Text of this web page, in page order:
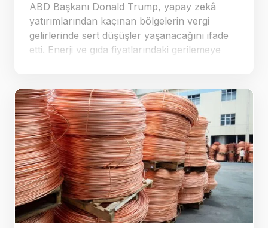
ABD Başkanı Donald Trump, yapay zekâ
yatırımlarından kaçınan bölgelerin vergi
gelirlerinde sert düşüşler yaşanacağını ifade
etti. Enerji ve gıda fiyatlarındaki gerilemeye